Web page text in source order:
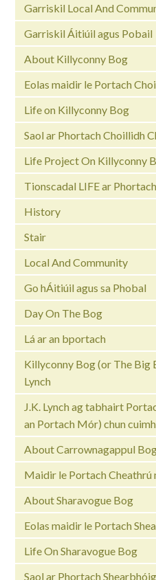
Garriskil Local And
Garriskil Áitiúil agus Pobail
About Killyconny Bog
Eolas maidir le Portach
Life on Killyconny Bog
Saol ar Phortach Choillidh
Life Project On Killyconny
Tionscadal LIFE ar
History
Stair
Local And Community
Go hÁitiúil agus sa Phobal
Day On The Bog
Lá ar an bportach
Killyconny Bog (or The Big
Lynch
J.K. Lynch ag tabhairt
an Portach Mór) chun
About Carrownagappul
Maidir le Portach Cheathrú
About Sharavogue Bog
Eolas maidir le Portach
Life On Sharavogue Bog
Saol ar Phortach